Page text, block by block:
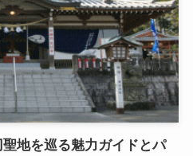
地を巡る魅力ガイドとパ